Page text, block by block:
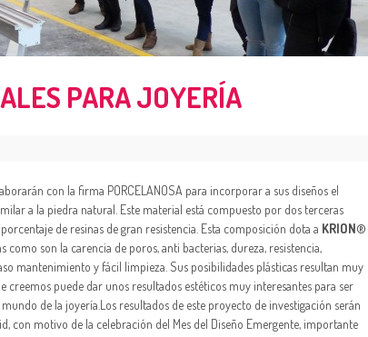
PARA JOYERÍA
con la firma PORCELANOSA para incorporar a sus diseños el
a la piedra natural. Este material está compuesto por dos terceras
de resinas de gran resistencia. Esta composición dota a KRION®
como son la carencia de poros, anti bacterias, dureza, resistencia,
mantenimiento y fácil limpieza. Sus posibilidades plásticas resultan muy
creemos puede dar unos resultados estéticos muy interesantes para ser
de la joyería.Los resultados de este proyecto de investigación serán
con motivo de la celebración del Mes del Diseño Emergente, importante